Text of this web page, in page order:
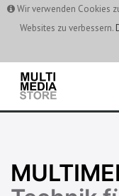
Wir verwenden Cookies
Websites zu verbessern.